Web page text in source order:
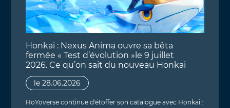
Honkai : Nexus Anima ouvre sa bêta
fermée « Test d’évolution »le 9 juillet
2026. Ce qu’on sait du nouveau Honkai
le 28.06.2026
HoYoverse continue d'étoffer son catalogue avec Honkai :